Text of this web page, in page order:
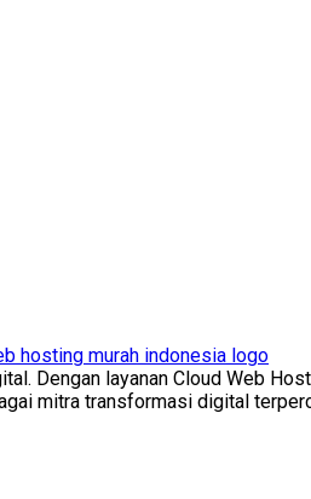
Dengan layanan Cloud Web
mitra transformasi digital